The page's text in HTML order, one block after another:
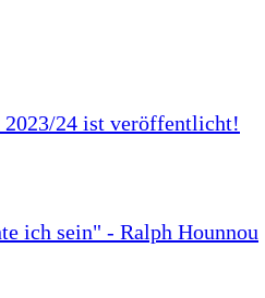
2023/24 ist veröffentlicht!
ich sein" - Ralph Hounnou